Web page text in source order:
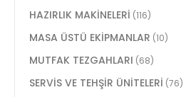
HAZIRLIK MAKİNELERİ (116)
MASA ÜSTÜ EKİPMANLAR (10)
MUTFAK TEZGAHLARI (68)
SERVİS VE TEHŞİR ÜNİTELERİ (76)